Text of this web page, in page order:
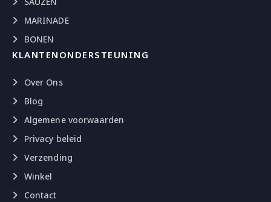
MARINADE
BONEN
KLANTENONDERSTEUNING
Over Ons
Blog
Algemene voorwaarden
Privacy beleid
Verzending
Winkel
Contact